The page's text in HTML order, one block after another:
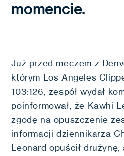
momencie.
Już przed meczem z
którym Los Angeles
103:126, zespół wydał
poinformował, że Kawhi
zgodę na opuszczenie
informacji dziennikarza
Leonard opuścił